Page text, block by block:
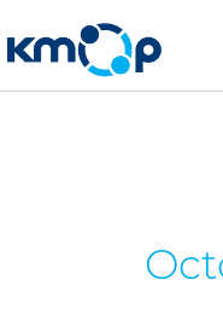
στο
περιεχόμενο